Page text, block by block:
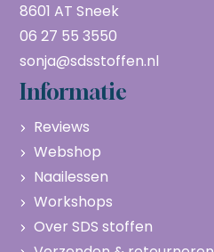
8601 AT Sneek
06 27 55 3550
sonja@sdsstoffen.nl
Informatie
Reviews
Webshop
Naailessen
Workshops
Over SDS stoffen